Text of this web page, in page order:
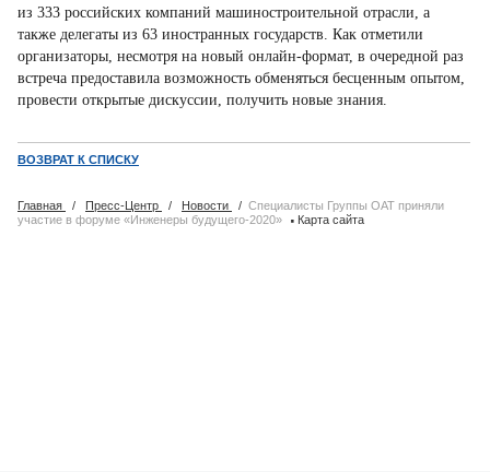
из 333 российских компаний машиностроительной отрасли, а
также делегаты из 63 иностранных государств. Как отметили
организаторы, несмотря на новый онлайн-формат, в очередной раз
встреча предоставила возможность обменяться бесценным опытом,
провести открытые дискуссии, получить новые знания.
ВОЗВРАТ К СПИСКУ
Главная / Пресс-Центр / Новости / Специалисты Группы ОАТ приняли
участие в форуме «Инженеры будущего-2020» ·Карта сайта